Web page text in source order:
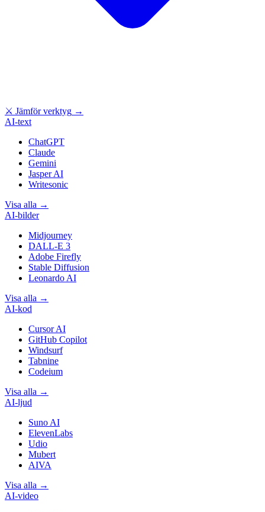
⚔ Jämför verktyg →
AI-text
ChatGPT
Claude
Gemini
Jasper AI
Writesonic
Visa alla →
AI-bilder
Midjourney
DALL-E 3
Adobe Firefly
Stable Diffusion
Leonardo AI
Visa alla →
AI-kod
Cursor AI
GitHub Copilot
Windsurf
Tabnine
Codeium
Visa alla →
AI-ljud
Suno AI
ElevenLabs
Udio
Mubert
AIVA
Visa alla →
AI-video